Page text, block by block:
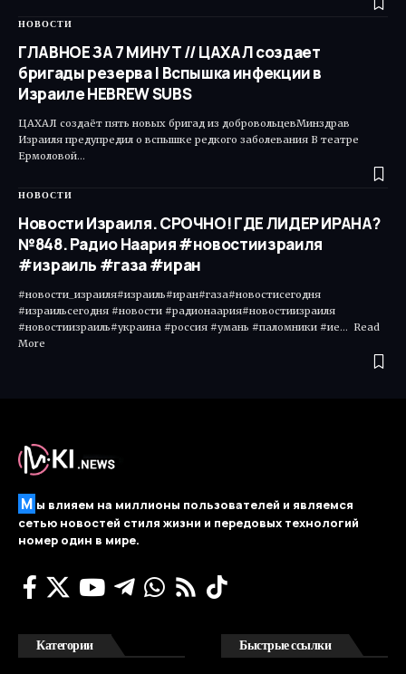
НОВОСТИ
ГЛАВНОЕ ЗА 7 МИНУТ // ЦАХАЛ создает
бригады резерва | Вспышка инфекции в
Израиле HEBREW SUBS
ЦАХАЛ создаёт пять новых бригад из добровольцевМинздрав
Израиля предупредил о вспышке редкого заболевания В театре
Ермоловой…
НОВОСТИ
Новости Израиля. СРОЧНО! ГДЕ ЛИДЕР ИРАНА?
№848. Радио Наария #новостиизраиля
#израиль #газа #иран
#новости_израиля#израиль#иран#газа#новостисегодня
#израильсегодня #новости #радионаария#новостиизраиля
#новостиизраиль#украина #россия #умань #паломники #ие... Read
More ​
М ы влияем на миллионы пользователей и являемся
сетью новостей стиля жизни и передовых технологий
номер один в мире.
Категории Быстрые ссылки